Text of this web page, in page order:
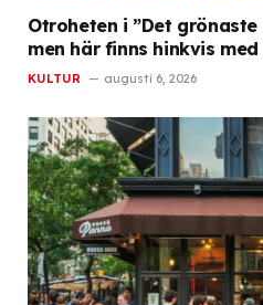
Otroheten i ”Det
men här finns hinkvis
KULTUR augusti 6, 2026